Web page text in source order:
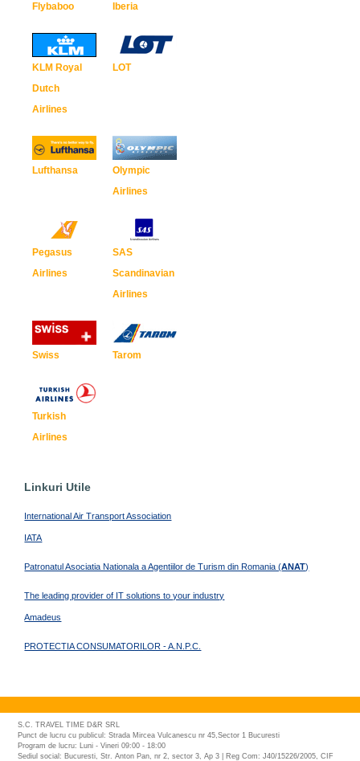
Flybaboo Iberia
KLM Royal
Dutch
Airlines
LOT
Lufthansa
Olympic
Airlines
Pegasus
Airlines
SAS
Scandinavian
Airlines
Swiss Tarom
Turkish
Airlines
Linkuri Utile
International Air Transport Association
IATA
Patronatul Asociatia Nationala a Agentiilor de Turism din Romania (ANAT)
The leading provider of IT solutions to your industry
Amadeus
PROTECTIA CONSUMATORILOR - A.N.P.C.
S.C. TRAVEL TIME D&R SRL
Punct de lucru cu publicul: Strada Mircea Vulcanescu nr 45,Sector 1 Bucuresti
Program de lucru: Luni - Vineri 09:00 - 18:00
Sediul social: Bucuresti, Str. Anton Pan, nr 2, sector 3, Ap 3 | Reg Com: J40/15226/2005, CIF